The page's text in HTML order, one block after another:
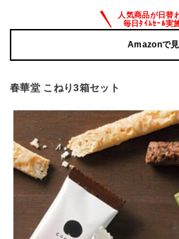
Amazonで
春華堂 こねり3箱セット